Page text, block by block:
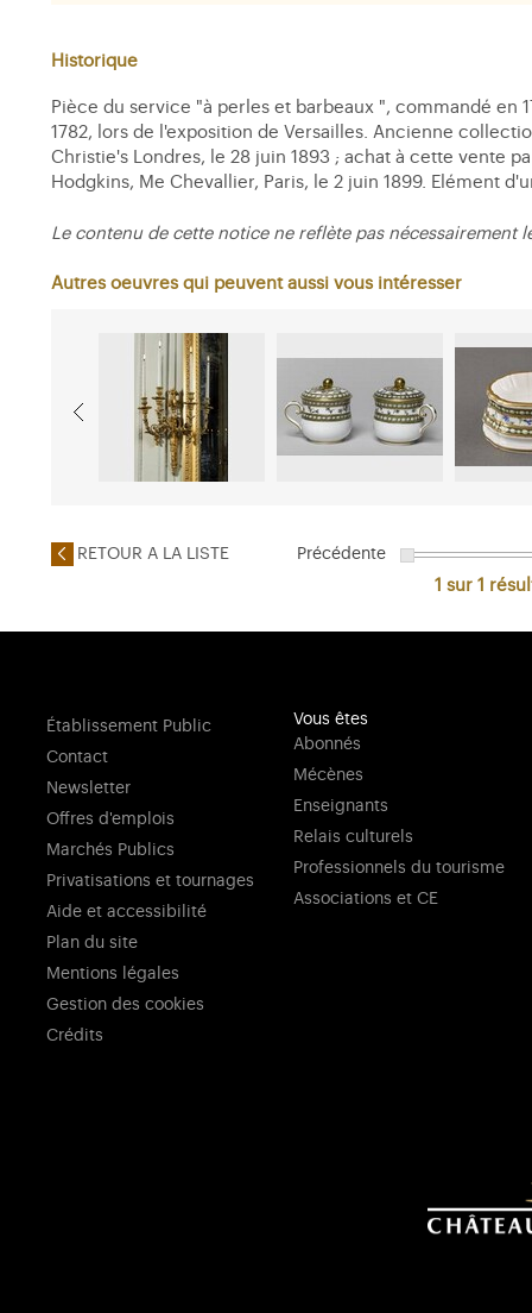
Historique
Pièce du service "à perles et barbeaux ", commandé en
1782, lors de l'exposition de Versailles. Ancienne
Christie's Londres, le 28 juin 1893 ; achat à cette vente
Hodgkins, Me Chevallier, Paris, le 2 juin 1899. Elément
Le contenu de cette notice ne reflète pas nécessairement
Autres oeuvres qui peuvent aussi vous intéresser
RETOUR A LA LISTE Précédente
1 sur 1
Établissement Public
Contact
Newsletter
Offres d'emplois
Marchés Publics
Privatisations et tournages
Aide et accessibilité
Plan du site
Mentions légales
Gestion des cookies
Crédits
Vous êtes
Abonnés
Mécènes
Enseignants
Relais culturels
Professionnels du tourisme
Associations et CE